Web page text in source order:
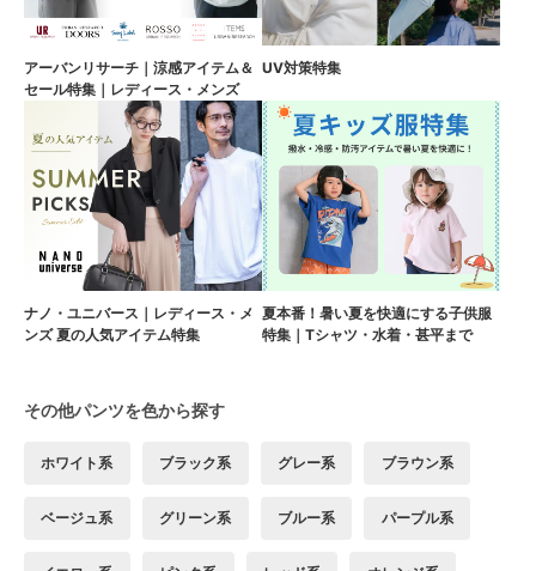
アーバンリサーチ｜涼感アイテム＆
セール特集｜レディース・メンズ
UV対策特集
ナノ・ユニバース｜レディース・メ
ンズ 夏の人気アイテム特集
夏本番！暑い夏を快適にする子供服
特集｜Tシャツ・水着・甚平まで
その他パンツを色から探す
ホワイト系 ブラック系 グレー系 ブラウン系
ベージュ系 グリーン系 ブルー系 パープル系